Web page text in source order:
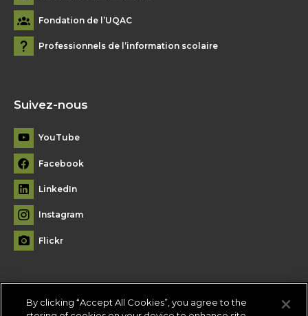
Fondation de l’UQAC
Professionnels de l’information scolaire
Suivez-nous
YouTube
Facebook
LinkedIn
Instagram
Flickr
By clicking “Accept All Cookies”, you agree to the